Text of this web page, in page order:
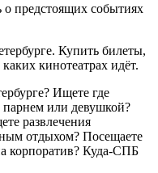
предстоящих событиях
Купить билеты,
кинотеатрах идёт.
Ищете где
парнем или девушкой?
развлечения
отдыхом? Посещаете
корпоратив? Куда-СПБ